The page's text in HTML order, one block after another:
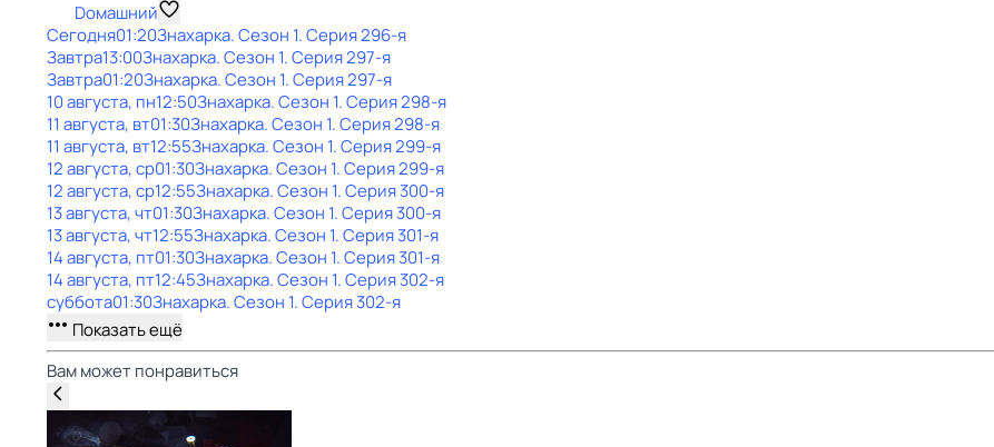
Dомашний
Сегодня01:20Знaхaрка. Сезон 1. Серия 296-я
Завтра13:00Знaхaрка. Сезон 1. Серия 297-я
Завтра01:20Знaхaрка. Сезон 1. Серия 297-я
10 августа, пн12:50Знaхaрка. Сезон 1. Серия 298-я
11 августа, вт01:30Знaхaрка. Сезон 1. Серия 298-я
11 августа, вт12:55Знaхaрка. Сезон 1. Серия 299-я
12 августа, ср01:30Знaхaрка. Сезон 1. Серия 299-я
12 августа, ср12:55Знaхaрка. Сезон 1. Серия 300-я
13 августа, чт01:30Знaхaрка. Сезон 1. Серия 300-я
13 августа, чт12:55Знaхaрка. Сезон 1. Серия 301-я
14 августа, пт01:30Знaхaрка. Сезон 1. Серия 301-я
14 августа, пт12:45Знaхaрка. Сезон 1. Серия 302-я
суббота01:30Знaхaрка. Сезон 1. Серия 302-я
Показать ещё
Вам может понравиться